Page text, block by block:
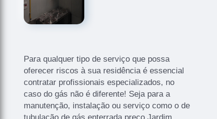
Para qualquer tipo de serviço que possa
oferecer riscos à sua residência é essencial
contratar profissionais especializados, no
caso do gás não é diferente! Seja para a
manutenção, instalação ou serviço como o de